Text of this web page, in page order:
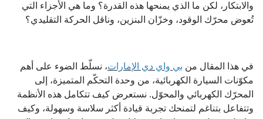
والابتكار، لكن ما الذي يمنحها هذه القدرة؟ وما هي الأجزاء التي
تُعوض محرّك الوقود، وخزّان البنزين، وناقل الحركة التقليدي؟
في هذا المقال من بي واي دي الإمارات، نسلّط الضوء على أهم
مكوّنات السيارة الكهربائية، من وحدة التحكّم المتميزة، إلى
المحرّك الكهربائي والمحوّل. نستعرض كيف تتكامل هذه الأنظمة
وتتفاعل بتناغم لتمنحك تجربة قيادة أكثر سلاسة وسهولة، وكيف